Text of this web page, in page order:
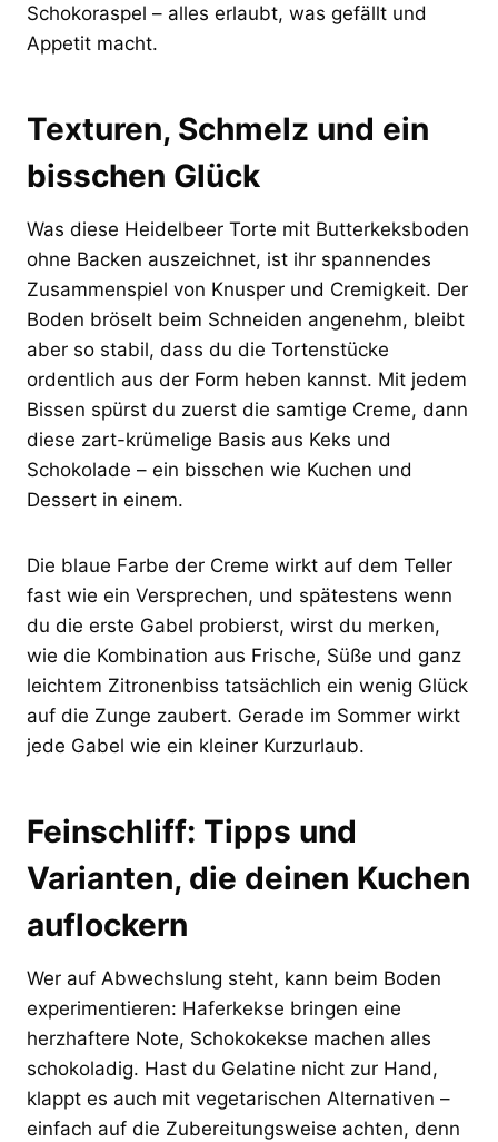
Schokoraspel – alles erlaubt, was gefällt und
Appetit macht.
Texturen, Schmelz und ein
bisschen Glück
Was diese Heidelbeer Torte mit Butterkeksboden
ohne Backen auszeichnet, ist ihr spannendes
Zusammenspiel von Knusper und Cremigkeit. Der
Boden bröselt beim Schneiden angenehm, bleibt
aber so stabil, dass du die Tortenstücke
ordentlich aus der Form heben kannst. Mit jedem
Bissen spürst du zuerst die samtige Creme, dann
diese zart-krümelige Basis aus Keks und
Schokolade – ein bisschen wie Kuchen und
Dessert in einem.
Die blaue Farbe der Creme wirkt auf dem Teller
fast wie ein Versprechen, und spätestens wenn
du die erste Gabel probierst, wirst du merken,
wie die Kombination aus Frische, Süße und ganz
leichtem Zitronenbiss tatsächlich ein wenig Glück
auf die Zunge zaubert. Gerade im Sommer wirkt
jede Gabel wie ein kleiner Kurzurlaub.
Feinschliff: Tipps und
Varianten, die deinen Kuchen
auflockern
Wer auf Abwechslung steht, kann beim Boden
experimentieren: Haferkekse bringen eine
herzhaftere Note, Schokokekse machen alles
schokoladig. Hast du Gelatine nicht zur Hand,
klappt es auch mit vegetarischen Alternativen –
einfach auf die Zubereitungsweise achten, denn